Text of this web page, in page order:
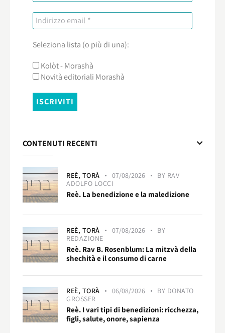
Seleziona lista (o più di una):
Kolòt - Morashà
Novità editoriali Morashà
CONTENUTI RECENTI
REÈ, TORÀ 07/08/2026 BY RAV
ADOLFO LOCCI
Reè. La benedizione e la maledizione
REÈ, TORÀ 07/08/2026
BY
REDAZIONE
Reè. Rav B. Rosenblum: La mitzvà della
shechità e il consumo di carne
REÈ, TORÀ 06/08/2026 BY DONATO
GROSSER
Reè. I vari tipi di benedizioni: ricchezza,
figli, salute, onore, sapienza